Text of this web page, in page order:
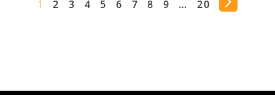
1 2 3 4 5 6 7 8 9 … 20